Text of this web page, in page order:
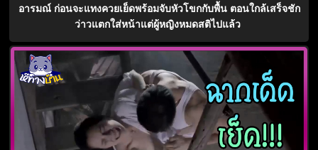
อารมณ์ ก่อนจะแทงควยเย็ดพร้อมจับหัวโขกกับพื้น ตอนใกล้เสร็จชัก
ว่าวแตกใส่หน้าแต่ผู้หญิงหมดสติไปแล้ว